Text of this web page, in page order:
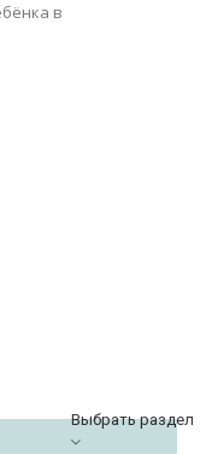
в
Выбрать раздел